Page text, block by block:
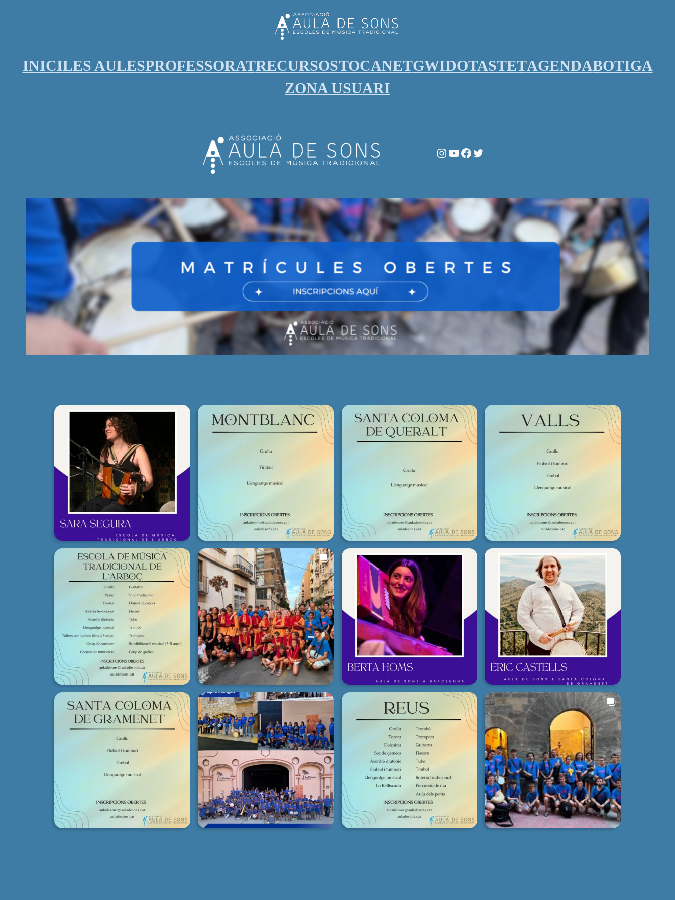
INICILES AULESPROFESSORATRECURSOSTOCANETGWIDOTASTETAGENDABOTIGA
ZONA USUARI
Instagram
YouTube
Facebook
Twitter